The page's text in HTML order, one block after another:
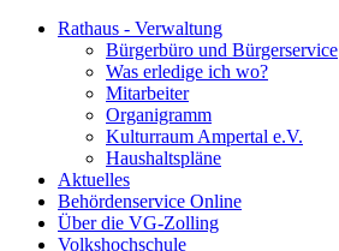
Rathaus - Verwaltung
Bürgerbüro und Bürgerservice
Was erledige ich wo?
Mitarbeiter
Organigramm
Kulturraum Ampertal e.V.
Haushaltspläne
Aktuelles
Behördenservice Online
Über die VG-Zolling
Volkshochschule